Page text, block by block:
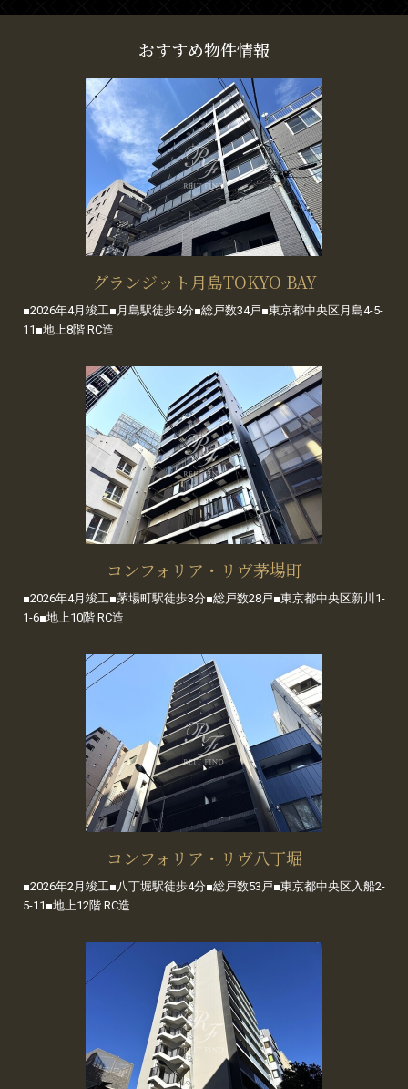
おすすめ物件情報
グランジット月島TOKYO BAY
■2026年4月竣工■月島駅徒歩4分■総戸数34戸■東京都中央区月島4-5-
11■地上8階 RC造
コンフォリア・リヴ茅場町
■2026年4月竣工■茅場町駅徒歩3分■総戸数28戸■東京都中央区新川1-
1-6■地上10階 RC造
コンフォリア・リヴ八丁堀
■2026年2月竣工■八丁堀駅徒歩4分■総戸数53戸■東京都中央区入船2-
5-11■地上12階 RC造